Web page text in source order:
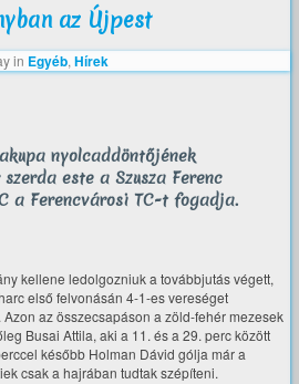
az Újpest
in Egyéb, Hírek
nyolcaddöntőjének
este a Szusza Ferenc
a Ferencvárosi TC-t fogadja.
kellene ledolgozniuk a továbbjutás végett,
első felvonásán 4-1-es vereséget
az összecsapáson a zöld-fehér mezesek
Busai Attila, aki a 11. és a 29. perc között
később Holman Dávid gólja már a
csak a hajrában tudtak szépíteni.